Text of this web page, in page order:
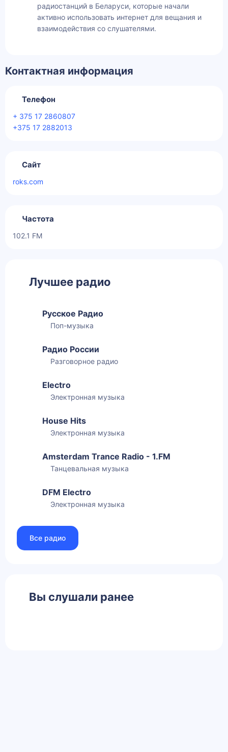
радиостанций в Беларуси, которые начали
активно использовать интернет для вещания и
взаимодействия со слушателями.
Контактная информация
Телефон
+ 375 17 2860807
+375 17 2882013
Сайт
roks.com
Частота
102.1 FM
Лучшее радио
Русское Радио
Поп-музыка
Радио России
Разговорное радио
Electro
Электронная музыка
House Hits
Электронная музыка
Amsterdam Trance Radio - 1.FM
Танцевальная музыка
DFM Electro
Электронная музыка
Все радио
Вы слушали ранее